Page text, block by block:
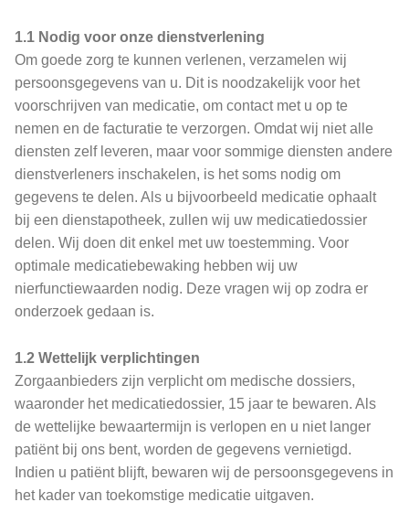
1.1 Nodig voor onze dienstverlening
Om goede zorg te kunnen verlenen, verzamelen wij
persoonsgegevens van u. Dit is noodzakelijk voor het
voorschrijven van medicatie, om contact met u op te
nemen en de facturatie te verzorgen. Omdat wij niet alle
diensten zelf leveren, maar voor sommige diensten andere
dienstverleners inschakelen, is het soms nodig om
gegevens te delen. Als u bijvoorbeeld medicatie ophaalt
bij een dienstapotheek, zullen wij uw medicatiedossier
delen. Wij doen dit enkel met uw toestemming. Voor
optimale medicatiebewaking hebben wij uw
nierfunctiewaarden nodig. Deze vragen wij op zodra er
onderzoek gedaan is.
1.2 Wettelijk verplichtingen
Zorgaanbieders zijn verplicht om medische dossiers,
waaronder het medicatiedossier, 15 jaar te bewaren. Als
de wettelijke bewaartermijn is verlopen en u niet langer
patiënt bij ons bent, worden de gegevens vernietigd.
Indien u patiënt blijft, bewaren wij de persoonsgegevens in
het kader van toekomstige medicatie uitgaven.